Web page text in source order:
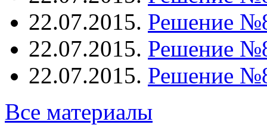
22.07.2015. Решение
22.07.2015. Решение
22.07.2015. Решение
Все материалы